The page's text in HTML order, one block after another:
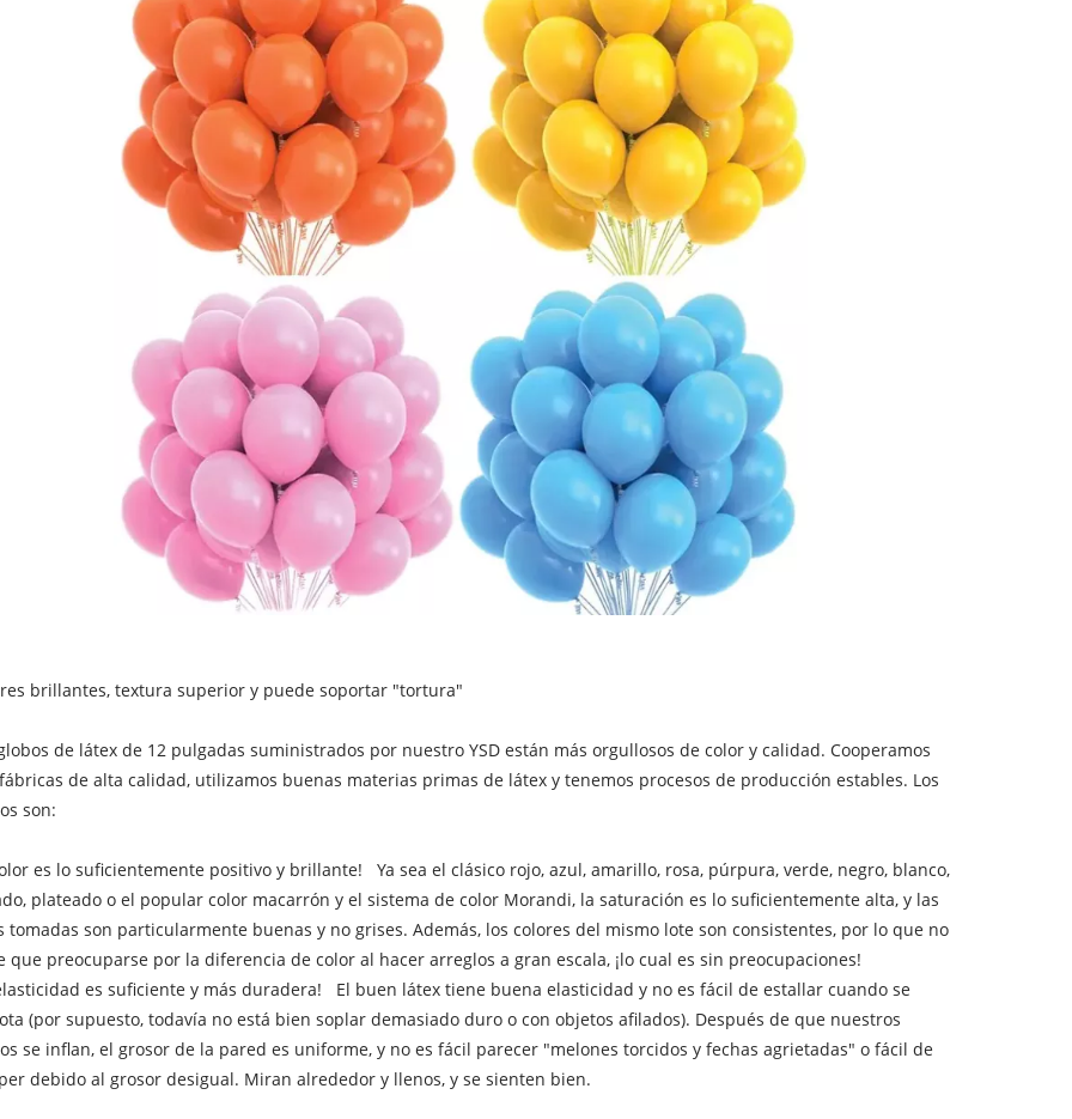
brillantes, textura superior y puede soportar "tortura"
de látex de 12 pulgadas suministrados por nuestro YSD están más orgullosos de color y calidad. Cooperamos
de alta calidad, utilizamos buenas materias primas de látex y tenemos procesos de producción estables. Los
son:
es lo suficientemente positivo y brillante! Ya sea el clásico rojo, azul, amarillo, rosa, púrpura, verde, negro, blanco,
plateado o el popular color macarrón y el sistema de color Morandi, la saturación es lo suficientemente alta, y las
tomadas son particularmente buenas y no grises. Además, los colores del mismo lote son consistentes, por lo que no
que preocuparse por la diferencia de color al hacer arreglos a gran escala, ¡lo cual es sin preocupaciones!
es suficiente y más duradera! El buen látex tiene buena elasticidad y no es fácil de estallar cuando se
(por supuesto, todavía no está bien soplar demasiado duro o con objetos afilados). Después de que nuestros
se inflan, el grosor de la pared es uniforme, y no es fácil parecer "melones torcidos y fechas agrietadas" o fácil de
debido al grosor desigual. Miran alrededor y llenos, y se sienten bien.